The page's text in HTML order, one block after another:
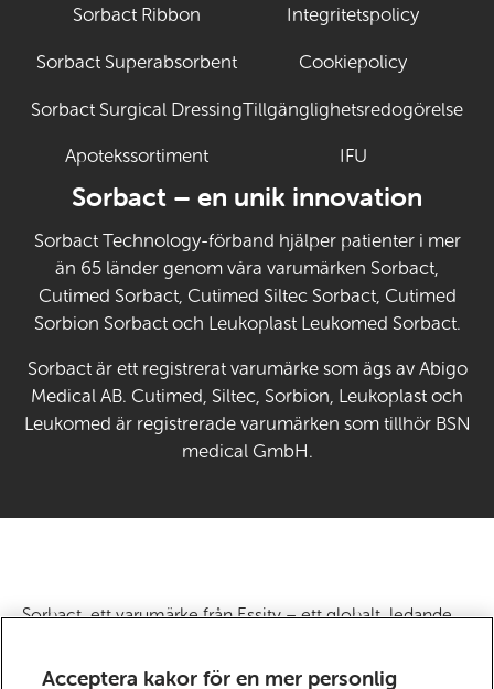
Sorbact Ribbon
Sorbact Superabsorbent
Sorbact Surgical Dressing
Apotekssortiment
Integritetspolicy
Cookiepolicy
Tillgänglighetsredogörelse
IFU
Sorbact – en unik innovation
Sorbact Technology-förband hjälper patienter i mer
än 65 länder genom våra varumärken Sorbact,
Cutimed Sorbact, Cutimed Siltec Sorbact, Cutimed
Sorbion Sorbact och Leukoplast Leukomed Sorbact.
Sorbact är ett registrerat varumärke som ägs av Abigo
Medical AB. Cutimed, Siltec, Sorbion, Leukoplast och
Leukomed är registrerade varumärken som tillhör BSN
medical GmbH.
Sorbact, ett varumärke från Essity – ett globalt, ledande
människor världen över våra produkter, lösningar och
Acceptera kakor för en mer personlig